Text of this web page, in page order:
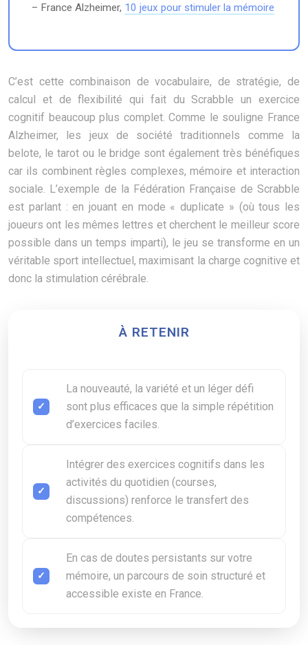
– France Alzheimer, 10 jeux pour stimuler la mémoire
C’est cette combinaison de vocabulaire, de stratégie, de
calcul et de flexibilité qui fait du Scrabble un exercice
cognitif beaucoup plus complet. Comme le souligne France
Alzheimer, les jeux de société traditionnels comme la
belote, le tarot ou le bridge sont également très bénéfiques
car ils combinent règles complexes, mémoire et interaction
sociale. L’exemple de la Fédération Française de Scrabble
est parlant : en jouant en mode « duplicate » (où tous les
joueurs ont les mêmes lettres et cherchent le meilleur score
possible dans un temps imparti), le jeu se transforme en un
véritable sport intellectuel, maximisant la charge cognitive et
donc la stimulation cérébrale.
À RETENIR
La nouveauté, la variété et un léger défi
sont plus efficaces que la simple répétition
d’exercices faciles.
Intégrer des exercices cognitifs dans les
activités du quotidien (courses,
discussions) renforce le transfert des
compétences.
En cas de doutes persistants sur votre
mémoire, un parcours de soin structuré et
accessible existe en France.